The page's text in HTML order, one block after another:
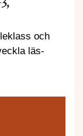
och
läs-